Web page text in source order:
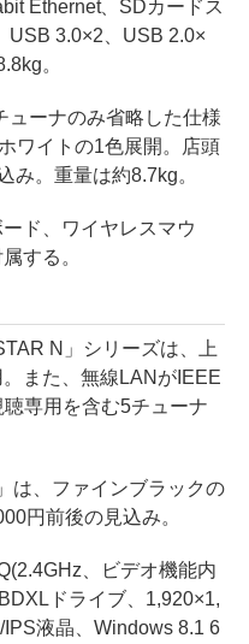
Ethernet、SDカードス
USB 3.0×2、USB 2.0×
。
ーナのみ省略した仕様
ワイトの1色展開。店頭
み。重量は約8.7kg。
ド、ワイヤレスマウ
する。
N」シリーズは、上
また、無線LANがIEEE
専用を含む5チューナ
、ファインブラックの
円前後の見込み。
、ビデオ機能内
ドライブ、1,920×1,
液晶、Windows 8.1 6